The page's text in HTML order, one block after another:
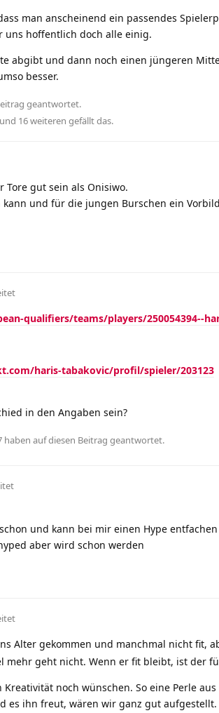
man anscheinend ein passendes
uns hoffentlich doch alle einig.
abgibt und dann noch einen jüngeren
besser.
geantwortet.
16weiteren gefällt das.
gut sein als Onisiwo.
kann und für die jungen Burschen ein
qualifiers/teams/players/250054394--
haris-tabakovic/profil/spieler/203123
in den Angaben sein?
haben auf diesen Beitrag geantwortet.
und kann bei mir einen Hype
aber wird schon werden
Alter gekommen und manchmal nicht fit,
mehr geht nicht. Wenn er fit bleibt, ist der
noch wünschen. So eine Perle
es ihn freut, wären wir ganz gut aufgestellt.